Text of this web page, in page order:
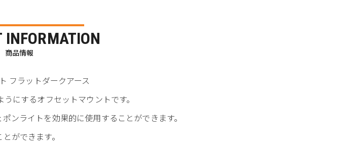
INFORMATION
商品情報
フラットダークアース
にするオフセットマウントです。
ンライトを効果的に使用することができます。
ができます。